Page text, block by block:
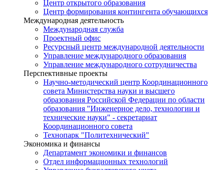
Центр открытого образования
Центр формирования контингента обучающихся
Международная деятельность
Международная служба
Проектный офис
Ресурсный центр международной деятельности
Управление международного образования
Управление международного сотрудничества
Перспективные проекты
Научно-методический центр Координационного
совета Министерства науки и высшего
образования Российской Федерации по области
образования "Инженерное дело, технологии и
технические науки" - секретариат
Координационного совета
Технопарк "Политехнический"
Экономика и финансы
Департамент экономики и финансов
Отдел информационных технологий